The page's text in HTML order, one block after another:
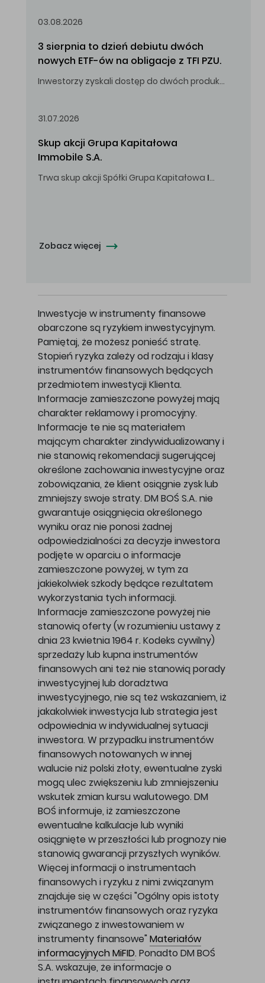
03.08.2026
3 sierpnia to dzień debiutu dwóch
nowych ETF-ów na obligacje z TFI PZU.
Inwestorzy zyskali dostęp do dwóch produktów umożliwiających inwestowanie w obligacje skarbowe.
31.07.2026
Skup akcji Grupa Kapitałowa
Immobile S.A.
Trwa skup akcji Spółki Grupa Kapitałowa Immobile
Zobacz więcej
Inwestycje w instrumenty finansowe
obarczone są ryzykiem inwestycyjnym.
Pamiętaj, że możesz ponieść stratę.
Stopień ryzyka zależy od rodzaju i klasy
instrumentów finansowych będących
przedmiotem inwestycji Klienta.
Informacje zamieszczone powyżej mają
charakter reklamowy i promocyjny.
Informacje te nie są materiałem
mającym charakter zindywidualizowany i
nie stanowią rekomendacji sugerującej
określone zachowania inwestycyjne oraz
zobowiązania, że klient osiągnie zysk lub
zmniejszy swoje straty. DM BOŚ S.A. nie
gwarantuje osiągnięcia określonego
wyniku oraz nie ponosi żadnej
odpowiedzialności za decyzje inwestora
podjęte w oparciu o informacje
zamieszczone powyżej, w tym za
jakiekolwiek szkody będące rezultatem
wykorzystania tych informacji.
Informacje zamieszczone powyżej nie
stanowią oferty (w rozumieniu ustawy z
dnia 23 kwietnia 1964 r. Kodeks cywilny)
sprzedaży lub kupna instrumentów
finansowych ani też nie stanowią porady
inwestycyjnej lub doradztwa
inwestycyjnego, nie są też wskazaniem, iż
jakakolwiek inwestycja lub strategia jest
odpowiednia w indywidualnej sytuacji
inwestora. W przypadku instrumentów
finansowych notowanych w innej
walucie niż polski złoty, ewentualne zyski
mogą ulec zwiększeniu lub zmniejszeniu
wskutek zmian kursu walutowego. DM
BOŚ informuje, iż zamieszczone
ewentualne kalkulacje lub wyniki
osiągnięte w przeszłości lub prognozy nie
stanowią gwarancji przyszłych wyników.
Więcej informacji o instrumentach
finansowych i ryzyku z nimi związanym
znajduje się w części "Ogólny opis istoty
instrumentów finansowych oraz ryzyka
związanego z inwestowaniem w
instrumenty finansowe" Materiałów
informacyjnych MiFID. Ponadto DM BOŚ
S.A. wskazuje, że informacje o